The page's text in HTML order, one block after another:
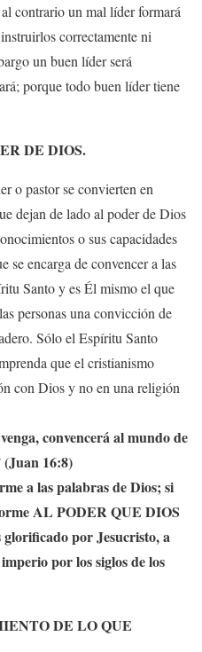
contrario un mal líder formará
correctamente ni
un buen líder será
porque todo buen líder tiene
DE DIOS.
o pastor se convierten en
dejan de lado al poder de Dios
o sus capacidades
se encarga de convencer a las
Santo y es Él mismo el que
personas una convicción de
Sólo el Espíritu Santo
que el cristianismo
con Dios y no en una religión
convencerá al mundo de
16:8)
a las palabras de Dios; si
AL PODER QUE DIOS
por Jesucristo, a
por los siglos de los
DE LO QUE